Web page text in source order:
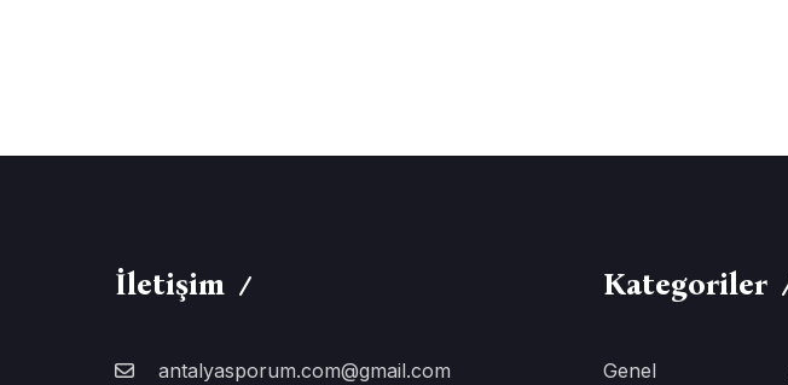
İletişim
antalyasporum.com@gmail.com
Kategoriler
Genel